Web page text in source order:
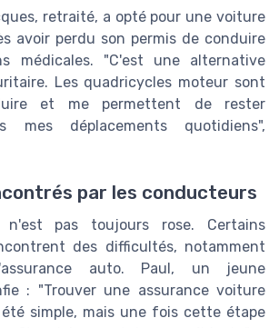
retraité, a opté pour une voiture
avoir perdu son permis de conduire
médicales. "C'est une alternative
Les quadricycles moteur sont
et me permettent de rester
mes déplacements quotidiens",
par les conducteurs
pas toujours rose. Certains
des difficultés, notamment
auto. Paul, un jeune
: "Trouver une assurance voiture
simple, mais une fois cette étape